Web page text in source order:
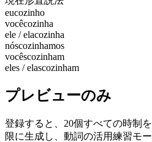
eucozinho
vocêcozinha
ele / elacozinha
nóscozinhamos
vocêscozinham
eles / elascozinham
プレビューのみ
登録すると、20個すべての時制
限に生成し、動詞の活用練習モ